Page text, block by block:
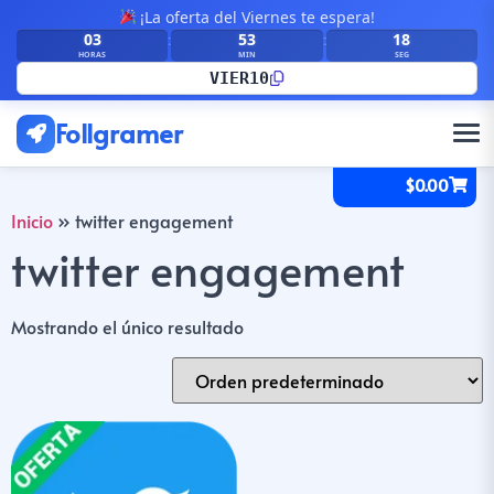
¡La oferta del Viernes te espera!
03
HORAS
: 53
MIN
: 18
SEG
VIER10
Follgramer
$0.00
Inicio » twitter engagement
twitter engagement
Mostrando el único resultado